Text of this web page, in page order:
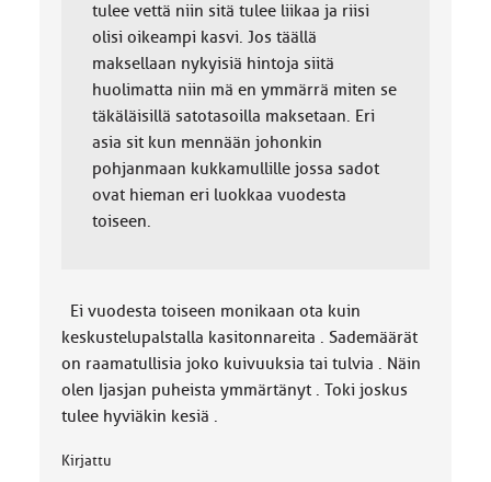
tulee vettä niin sitä tulee liikaa ja riisi
olisi oikeampi kasvi. Jos täällä
maksellaan nykyisiä hintoja siitä
huolimatta niin mä en ymmärrä miten se
täkäläisillä satotasoilla maksetaan. Eri
asia sit kun mennään johonkin
pohjanmaan kukkamullille jossa sadot
ovat hieman eri luokkaa vuodesta
toiseen.
Ei vuodesta toiseen monikaan ota kuin
keskustelupalstalla kasitonnareita . Sademäärät
on raamatullisia joko kuivuuksia tai tulvia . Näin
olen Ijasjan puheista ymmärtänyt . Toki joskus
tulee hyviäkin kesiä .
Kirjattu